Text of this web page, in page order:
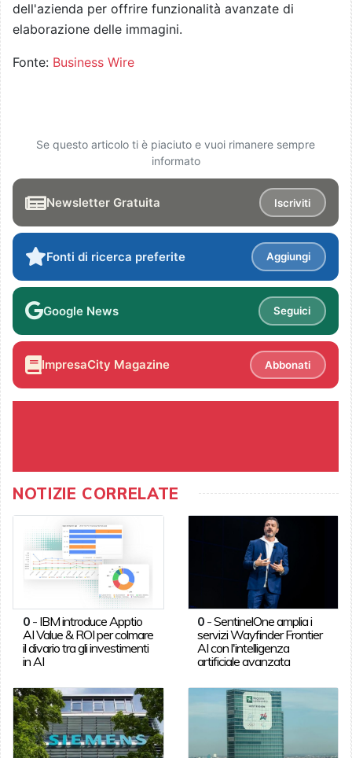
dell'azienda per offrire funzionalità avanzate di
elaborazione delle immagini.
Fonte: Business Wire
Se questo articolo ti è piaciuto e vuoi rimanere sempre
informato
Newsletter Gratuita Iscriviti
Fonti di ricerca preferite Aggiungi
Google News Seguici
ImpresaCity Magazine Abbonati
NOTIZIE CORRELATE
0- IBM introduce Apptio
AI Value & ROI per colmare
il divario tra gli investimenti
in AI
0 -SentinelOne amplia i
servizi Wayfinder Frontier
AI con l'intelligenza
artificiale avanzata